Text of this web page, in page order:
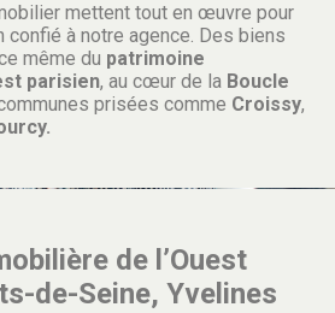
mettent tout en œuvre pour
confié à notre agence. Des biens
même du patrimoine
parisien, au cœur de la Boucle
prisées comme Croissy,
de l’Ouest
de-Seine, Yvelines